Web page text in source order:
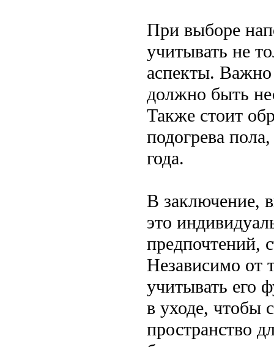
При выборе
учитывать не
аспекты.
должно быть
Также стоит
подогрева
года.
В заключение,
это
предпочтений,
Независимо от
учитывать его
в уходе, чтобы
пространство